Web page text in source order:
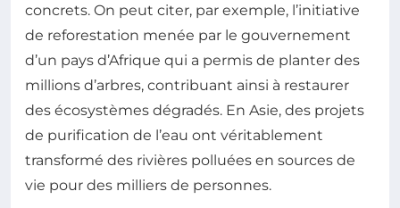
concrets. On peut citer, par exemple, l’initiative
de reforestation menée par le gouvernement
d’un pays d’Afrique qui a permis de planter des
millions d’arbres, contribuant ainsi à restaurer
des écosystèmes dégradés. En Asie, des projets
de purification de l’eau ont véritablement
transformé des rivières polluées en sources de
vie pour des milliers de personnes.